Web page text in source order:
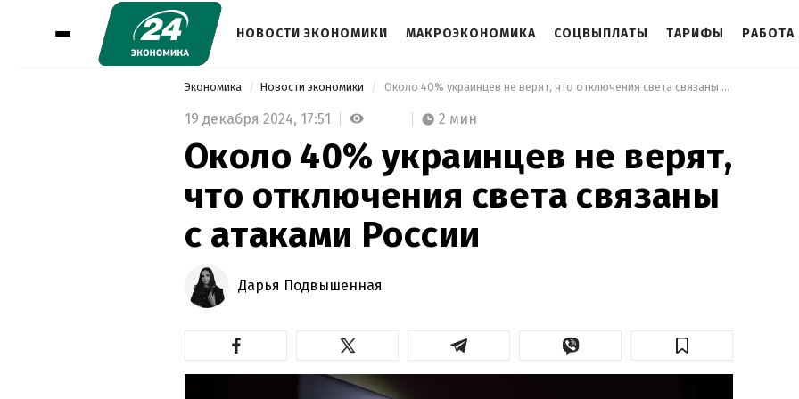
НОВОСТИ ЭКОНОМИКИ МАКРОЭКОНОМИКА СОЦВЫПЛАТЫ ТАРИФЫ РАБОТА
Экономика Новости экономики Около 40% украинцев не верят, что отключения света связаны с атаками России
19 декабря 2024, 17:51 2 мин
Около 40% украинцев не верят,
что отключения света связаны
с атаками России
Дарья Подвышенная